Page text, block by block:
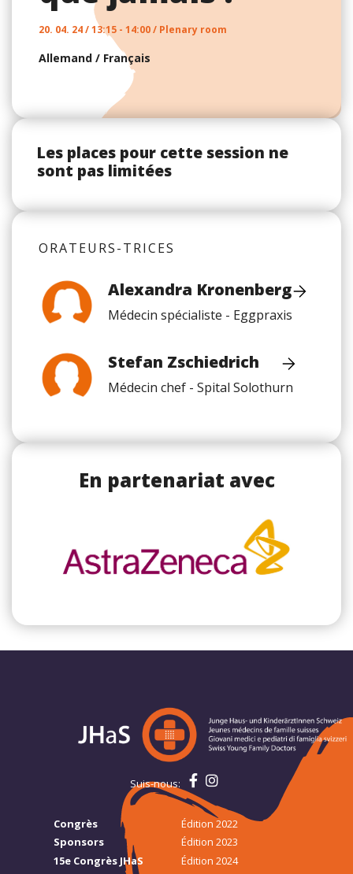
20. 04. 24 / 13:15 - 14:00 / Plenary room
Allemand / Français
Les places pour cette session ne
sont pas limitées
ORATEURS-TRICES
Alexandra Kronenberg
Médecin spécialiste - Eggpraxis
Stefan Zschiedrich
Médecin chef - Spital Solothurn
En partenariat avec
Suis-nous:
Congrès
Sponsors
15e Congrès JHaS
Édition 2022
Édition 2023
Édition 2024